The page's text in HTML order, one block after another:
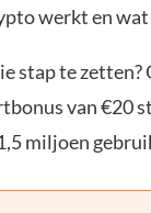
werkt en
stap te
van €20
miljoen